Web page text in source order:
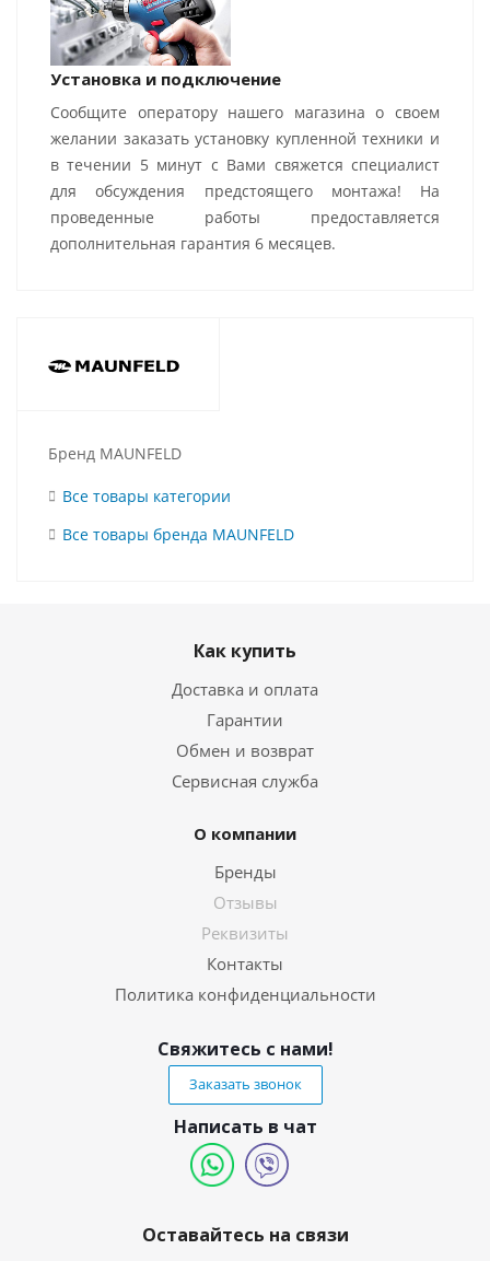
Установка и подключение
Сообщите оператору нашего магазина о своем
желании заказать установку купленной техники и
в течении 5 минут с Вами свяжется специалист
для обсуждения предстоящего монтажа! На
проведенные работы предоставляется
дополнительная гарантия 6 месяцев.
Бренд MAUNFELD
Все товары категории
Все товары бренда MAUNFELD
Как купить
Доставка и оплата
Гарантии
Обмен и возврат
Сервисная служба
О компании
Бренды
Отзывы
Реквизиты
Контакты
Политика конфиденциальности
Свяжитесь с нами!
Заказать звонок
Написать в чат
Оставайтесь на связи